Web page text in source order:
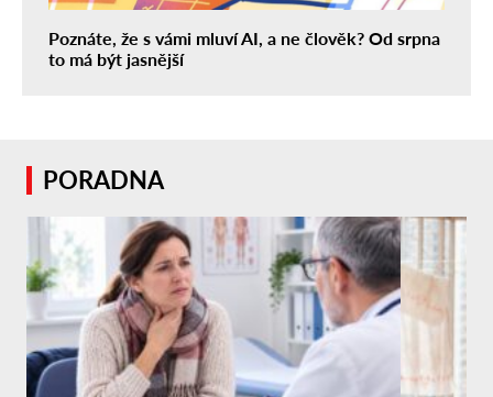
Poznáte, že s vámi mluví AI, a ne člověk? Od srpna
to má být jasnější
PORADNA